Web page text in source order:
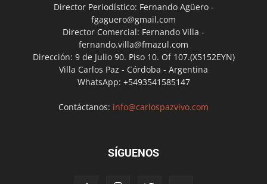
Director Periodístico: Fernando Agüero -
fgaguero@gmail.com
Director Comercial: Fernando Villa -
fernando.villa@fmazul.com
Dirección: 9 de Julio 90. Piso 10. Of 107.(X5152EYN)
Villa Carlos Paz - Córdoba - Argentina
WhatsApp: +5493541585147
Contáctanos: info@carlospazvivo.com
SÍGUENOS